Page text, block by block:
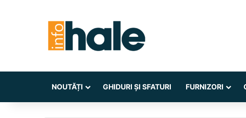
NOUTĂȚI GHIDURI ȘI SFATURI FURNIZORI